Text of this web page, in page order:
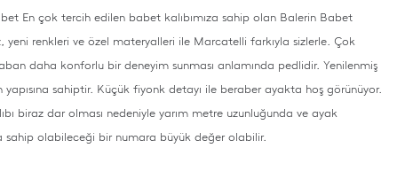
En çok tercih edilen babet kalıbımıza sahip olan Balerin Babet
yeni renkleri ve özel materyalleri ile Marcatelli farkıyla sizlerle. Çok
daha konforlu bir deneyim sunması anlamında pedlidir. Yenilenmiş
yapısına sahiptir. Küçük fiyonk detayı ile beraber ayakta hoş görünüyor.
biraz dar olması nedeniyle yarım metre uzunluğunda ve ayak
sahip olabileceği bir numara büyük değer olabilir.